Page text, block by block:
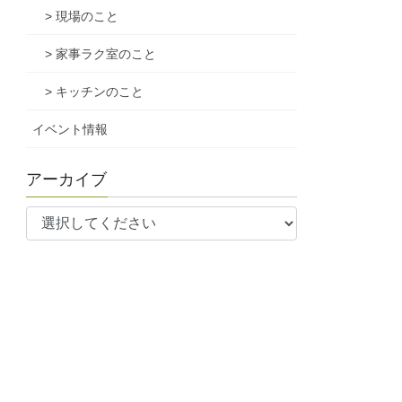
> 現場のこと
> 家事ラク室のこと
> キッチンのこと
イベント情報
アーカイブ